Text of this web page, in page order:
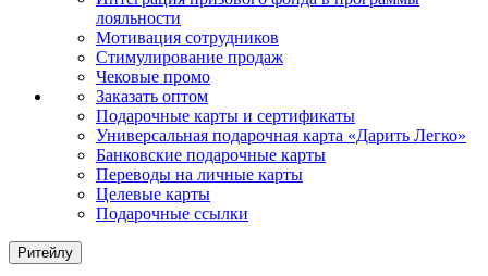
лояльности
Мотивация сотрудников
Стимулирование продаж
Чековые промо
Заказать оптом
Подарочные карты и сертификаты
Универсальная подарочная карта «Дарить Легко»
Банковские подарочные карты
Переводы на личные карты
Целевые карты
Подарочные ссылки
Ритейлу